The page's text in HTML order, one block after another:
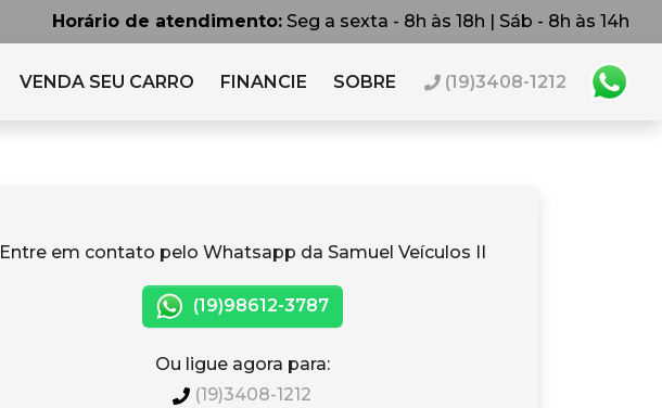
Horário de atendimento: Seg a sexta - 8h às 18h | Sáb - 8h às 14h
VENDA SEU CARRO FINANCIE SOBRE (19)3408-1212
Entre em contato pelo Whatsapp da Samuel Veículos II
(19)98612-3787
Ou ligue agora para:
(19)3408-1212